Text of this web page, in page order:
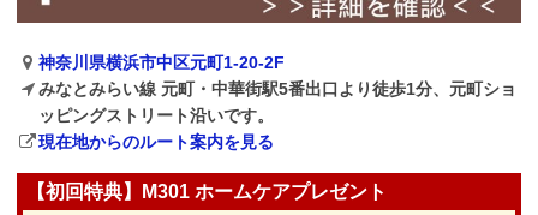
神奈川県横浜市中区元町1-20-2F
みなとみらい線 元町・中華街駅5番出口より徒歩1分、元町ショ
ッピングストリート沿いです。
現在地からのルート案内を見る
【初回特典】M301 ホームケアプレゼント